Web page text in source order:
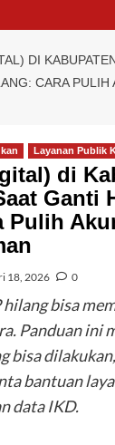
DI
CARA PULIH
Layanan Publik
di
Ganti
Pulih
18, 2026 0
bisa
Panduan ini
bisa
bantuan
data IKD.